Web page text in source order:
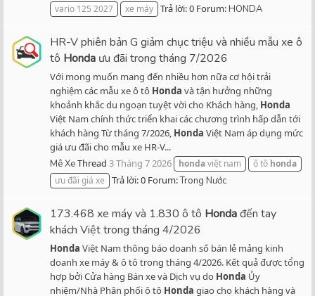
vario 125 2027
xe máy Trả lời: 0 Forum:HONDA
HR-V phiên bản G giảm chục triệu và nhiều mẫu xe ô
tô Honda ưu đãi trong tháng 7/2026
Với mong muốn mang đến nhiều hơn nữa cơ hội trải
nghiệm các mẫu xe ô tô Honda và tận hưởng những
khoảnh khắc du ngoạn tuyệt vời cho Khách hàng, Honda
Việt Nam chính thức triển khai các chương trình hấp dẫn tới
khách hàng Từ tháng 7/2026, Honda Việt Nam áp dụng mức
giá ưu đãi cho mẫu xe HR-V...
Mê XeThread 3 Tháng 7 2026 hondaviệt nam ô tô honda
ưu đãi giá xe
Trả lời: 0 Forum:Trong Nước
173.468 xe máy và 1.830 ô tô Hondađến tay
khách Việt trong tháng 4/2026
Honda Việt Nam thông báo doanh số bán lẻ mảng kinh
doanh xe máy & ô tô trong tháng 4/2026. Kết quả được tổng
hợp bởi Cửa hàng Bán xe và Dịch vụ do Honda Ủy
nhiệm/Nhà Phân phối ô tô Honda giao cho khách hàng và